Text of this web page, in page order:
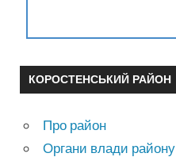
КОРОСТЕНСЬКИЙ РАЙОН
Про район
Органи влади району